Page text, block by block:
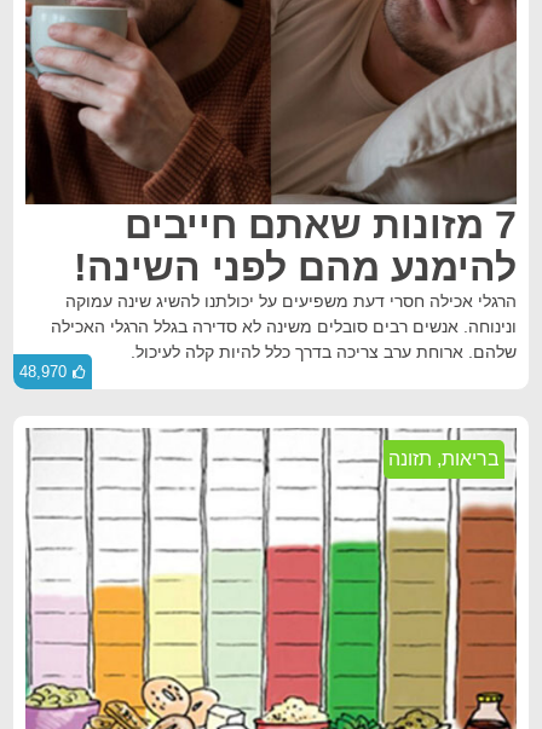
7 מזונות שאתם חייבים
להימנע מהם לפני השינה!
הרגלי אכילה חסרי דעת משפיעים על יכולתנו להשיג שינה עמוקה
ונינוחה. אנשים רבים סובלים משינה לא סדירה בגלל הרגלי האכילה
שלהם. ארוחת ערב צריכה בדרך כלל להיות קלה לעיכול.
48,970
בריאות, תזונה